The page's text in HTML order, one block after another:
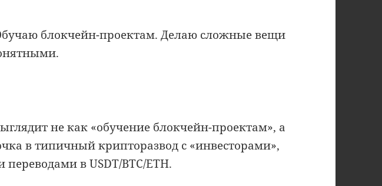
блокчейн-проектам. Делаю сложные вещи
не как «обучение блокчейн-проектам», а
в типичный крипторазвод с «инвесторами»,
переводами в USDT/BTC/ETH.